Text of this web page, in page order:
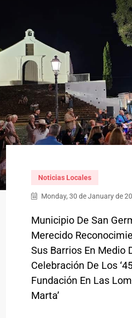
Noticias Locales
Monday, 30 de January de
Municipio De San
Merecido
Sus Barrios En Medio
Celebración De Los
Fundación En Las
Marta’